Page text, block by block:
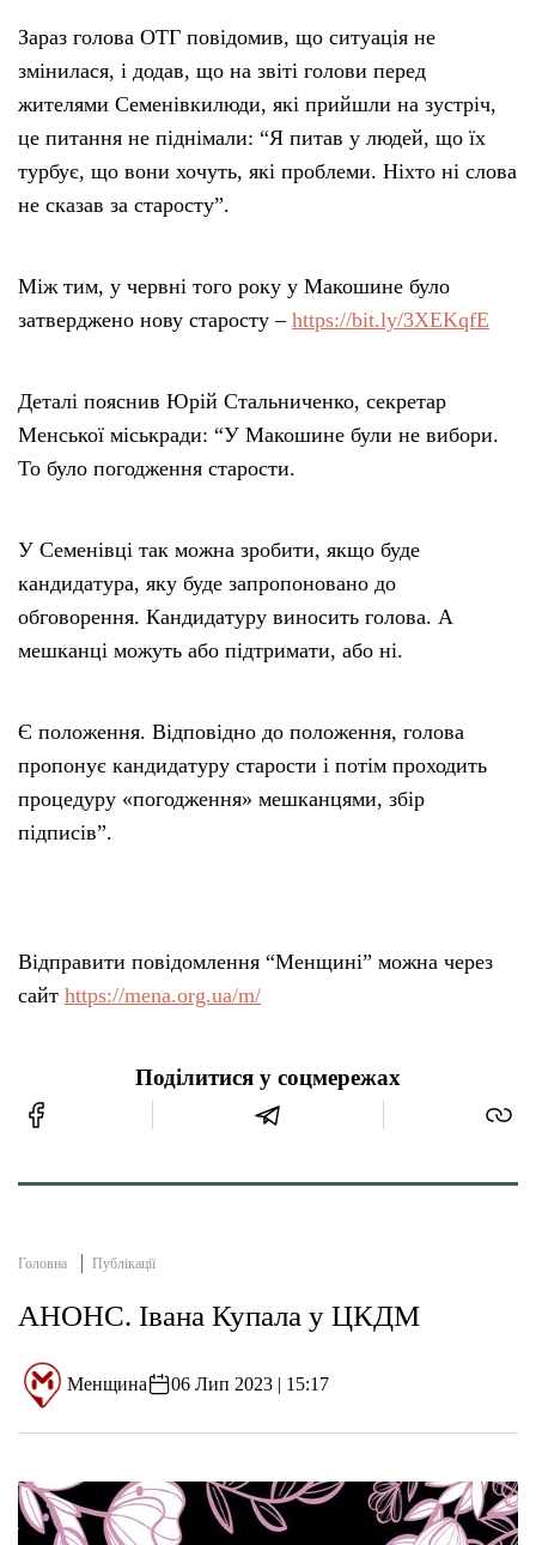
Зараз голова ОТГ повідомив, що ситуація не
змінилася, і додав, що на звіті голови перед
жителями Семенівкилюди, які прийшли на зустріч,
це питання не піднімали: “Я питав у людей, що їх
турбує, що вони хочуть, які проблеми. Ніхто ні слова
не сказав за старосту”.
Між тим, у червні того року у Макошине було
затверджено нову старосту – https://bit.ly/3XEKqfE
Деталі пояснив Юрій Стальниченко, секретар
Менської міськради: “У Макошине були не вибори.
То було погодження старости.
У Семенівці так можна зробити, якщо буде
кандидатура, яку буде запропоновано до
обговорення. Кандидатуру виносить голова. А
мешканці можуть або підтримати, або ні.
Є положення. Відповідно до положення, голова
пропонує кандидатуру старости і потім проходить
процедуру «погодження» мешканцями, збір
підписів”.
Відправити повідомлення “Менщині” можна через
сайт https://mena.org.ua/m/
Поділитися у соцмережах
Головна Публікації
АНОНС. Івана Купала у ЦКДМ
Менщина 06 Лип 2023 | 15:17